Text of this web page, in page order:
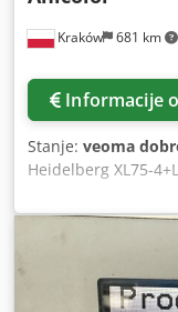
Kraków 681 km
Informacije
Stanje: veoma
Heidelberg XL75-
proizvodnje 2014.
produženi sistem
otisaka
Thox Akrerf
sistem za